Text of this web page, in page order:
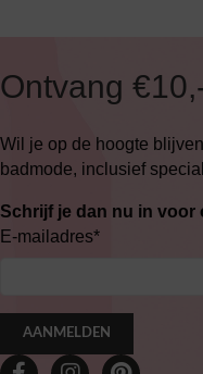
Ontvang
Wil je op de hoogte
badmode, inclusief
Schrijf je dan nu in voor
E-mailadres*
AANMELDEN